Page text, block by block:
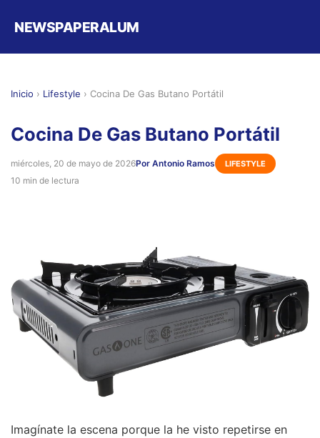
NEWSPAPERALUM
Inicio › Lifestyle › Cocina De Gas Butano Portátil
Cocina De Gas Butano Portátil
miércoles, 20 de mayo de 2026Por Antonio Ramos LIFESTYLE
10 min de lectura
Imagínate la escena porque la he visto repetirse en